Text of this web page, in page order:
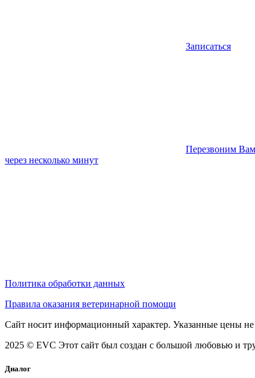
Записаться
Перезвоним Вам
через несколько минут
Политика обработки данных
Правила оказания ветеринарной помощи
Сайт носит информационный характер. Указанные цены
2025 © EVC Этот сайт был создан с большой любовью и
Диалог